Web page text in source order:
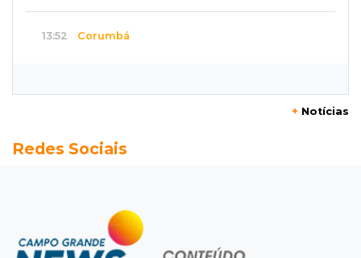
13:52 Corumbá
Discord é investigado por falha na proteção
Produção artesanal
MS chega a 25 cachaças registradas e amplia
número de produtores em 67%
+ Notícias
Redes Sociais